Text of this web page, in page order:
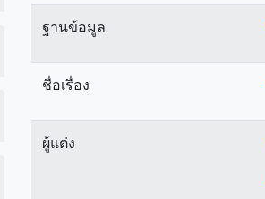
ฐานข้อมูล
ชื่อเรื่อง
ผู้แต่ง